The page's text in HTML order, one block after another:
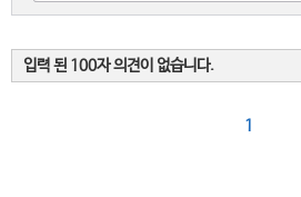
입력 된 100자 의견이 없습니다.
1